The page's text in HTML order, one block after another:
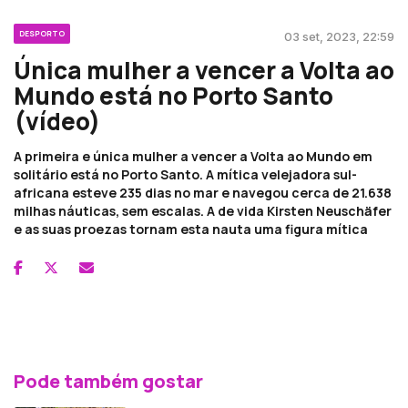
DESPORTO 03 set, 2023, 22:59
Única mulher a vencer a Volta ao
Mundo está no Porto Santo
(vídeo)
A primeira e única mulher a vencer a Volta ao Mundo em
solitário está no Porto Santo. A mítica velejadora sul-
africana esteve 235 dias no mar e navegou cerca de 21.638
milhas náuticas, sem escalas. A de vida Kirsten Neuschäfer
e as suas proezas tornam esta nauta uma figura mítica
Pode também gostar